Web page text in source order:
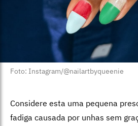
Foto: Instagram/@nailartbyqueenie
Considere esta uma pequena
fadiga causada por unhas sem